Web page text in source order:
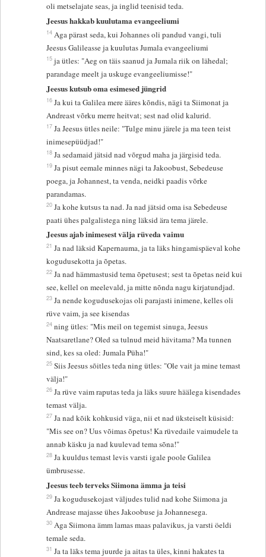
oli metselajate seas, ja inglid teenisid teda.
Jeesus hakkab kuulutama evangeeliumi
14 Aga pärast seda, kui Johannes oli pandud vangi, tuli
Jeesus Galileasse ja kuulutas Jumala evangeeliumi
15 ja ütles: "Aeg on täis saanud ja Jumala riik on lähedal;
parandage meelt ja uskuge evangeeliumisse!"
Jeesus kutsub oma esimesed jüngrid
16 Ja kui ta Galilea mere ääres kõndis, nägi ta Siimonat ja
Andreast võrku merre heitvat; sest nad olid kalurid.
17 Ja Jeesus ütles neile: "Tulge minu järele ja ma teen teist
inimesepüüdjad!"
18 Ja sedamaid jätsid nad võrgud maha ja järgisid teda.
19 Ja pisut eemale minnes nägi ta Jakoobust, Sebedeuse
poega, ja Johannest, ta venda, neidki paadis võrke
parandamas.
20 Ja kohe kutsus ta nad. Ja nad jätsid oma isa Sebedeuse
paati ühes palgalistega ning läksid ära tema järele.
Jeesus ajab inimesest välja rüveda vaimu
21 Ja nad läksid Kapernauma, ja ta läks hingamispäeval kohe
kogudusekotta ja õpetas.
22 Ja nad hämmastusid tema õpetusest; sest ta õpetas neid kui
see, kellel on meelevald, ja mitte nõnda nagu kirjatundjad.
23 Ja nende kogudusekojas oli parajasti inimene, kelles oli
rüve vaim, ja see kisendas
24 ning ütles: "Mis meil on tegemist sinuga, Jeesus
Naatsaretlane? Oled sa tulnud meid hävitama? Ma tunnen
sind, kes sa oled: Jumala Püha!"
25 Siis Jeesus sõitles teda ning ütles: "Ole vait ja mine temast
välja!"
26 Ja rüve vaim raputas teda ja läks suure häälega kisendades
temast välja.
27 Ja nad kõik kohkusid väga, nii et nad üksteiselt küsisid:
"Mis see on? Uus võimas õpetus! Ka rüvedaile vaimudele ta
annab käsku ja nad kuulevad tema sõna!"
28 Ja kuuldus temast levis varsti igale poole Galilea
ümbrusesse.
Jeesus teeb terveks Siimona ämma ja teisi
29 Ja kogudusekojast väljudes tulid nad kohe Siimona ja
Andrease majasse ühes Jakoobuse ja Johannesega.
30 Aga Siimona ämm lamas maas palavikus, ja varsti öeldi
temale seda.
31 Ja ta läks tema juurde ja aitas ta üles, kinni hakates ta